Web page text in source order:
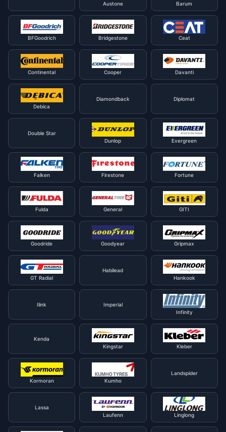
Austone
Barum
BFGoodrich Bridgestone Ceat
Continental Cooper Davanti
Debica
Diamondback Diplomat
Double Star
Dunlop
Evergreen
Falken Firestone Fortune
Fulda General GITI
Goodride Goodyear Gripmax
GT Radial
Habilead
Hankook
Ilink
Imperial
Infinity
Kenda
Kingstar
Kleber
Kormoran Kumho
Landspider
Lassa
Laufenn
Linglong